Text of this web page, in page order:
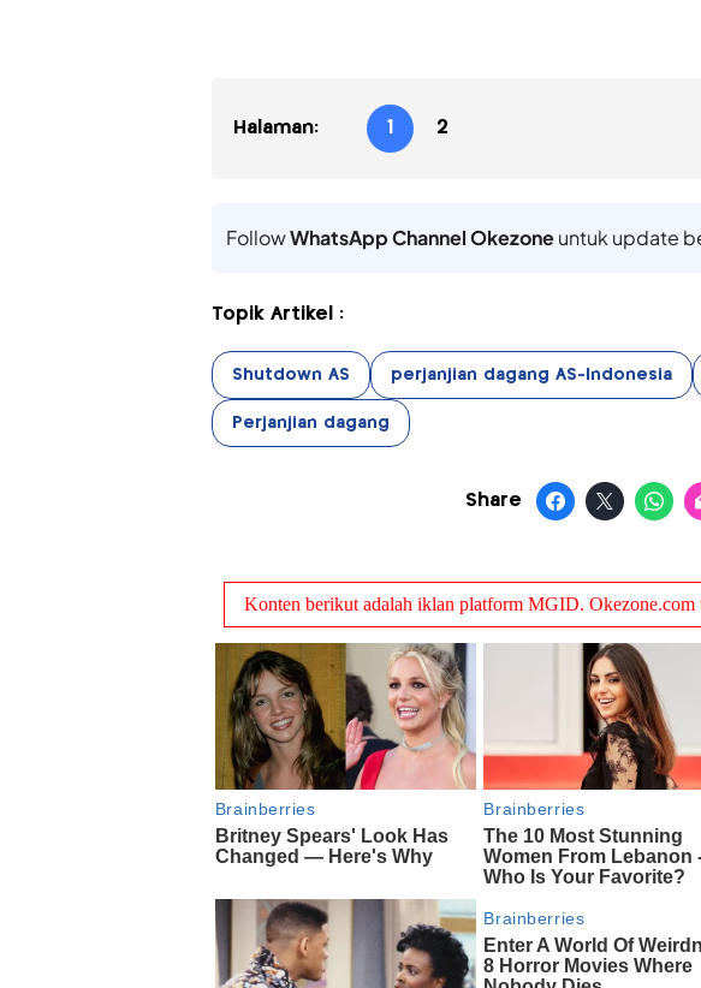
Halaman: 1 2
FollowWhatsApp Channel Okezoneuntuk update
Topik Artikel :
Shutdown AS perjanjian dagang AS-Indonesia
Perjanjian dagang
Share